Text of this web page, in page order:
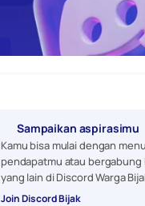
Sampaikan aspirasimu
Kamu bisa mulai dengan
pendapatmu atau bergabung
yang lain di Discord Warga
Join Discord Bijak